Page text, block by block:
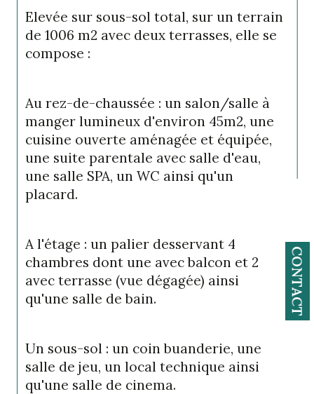
CONTACT
Elevée sur sous-sol total, sur un terrain
de 1006 m2 avec deux terrasses, elle se
compose :
Au rez-de-chaussée : un salon/salle à
manger lumineux d'environ 45m2, une
cuisine ouverte aménagée et équipée,
une suite parentale avec salle d'eau,
une salle SPA, un WC ainsi qu'un
placard.
A l'étage : un palier desservant 4
chambres dont une avec balcon et 2
avec terrasse (vue dégagée) ainsi
qu'une salle de bain.
Un sous-sol : un coin buanderie, une
salle de jeu, un local technique ainsi
qu'une salle de cinema.